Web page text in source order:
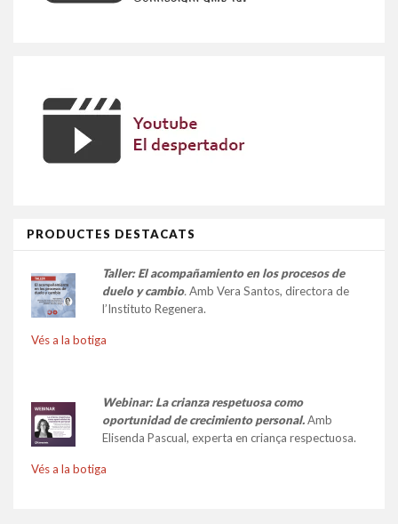
PRODUCTES DESTACATS
Taller: El acompañamiento en los procesos de
duelo y cambio. Amb Vera Santos, directora de
l’Instituto Regenera.
Vés a la botiga
Webinar: La crianza respetuosa como
oportunidad de crecimiento personal.Amb
Elisenda Pascual, experta en criança respectuosa.
Vés a la botiga